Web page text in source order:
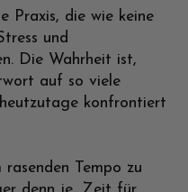
Praxis, die wie keine
und
Die Wahrheit ist,
auf so viele
konfrontiert
Tempo zu